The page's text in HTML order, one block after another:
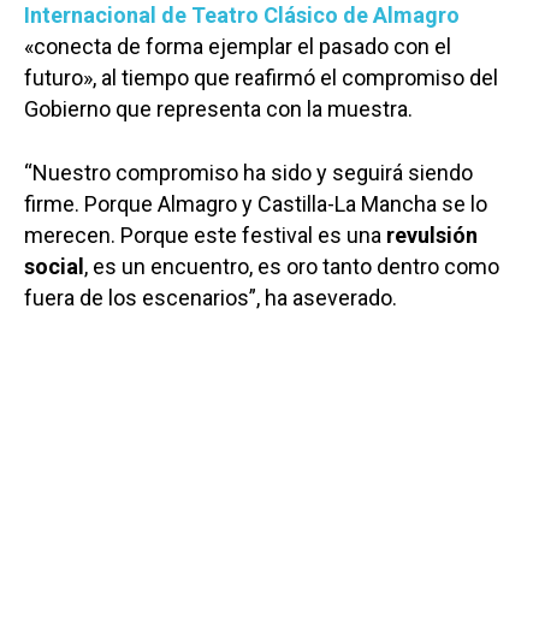
Internacional de Teatro Clásico de Almagro
«conecta de forma ejemplar el pasado con el
futuro», al tiempo que reafirmó el compromiso del
Gobierno que representa con la muestra.
“Nuestro compromiso ha sido y seguirá siendo
firme. Porque Almagro y Castilla-La Mancha se lo
merecen. Porque este festival es una revulsión
social, es un encuentro, es oro tanto dentro como
fuera de los escenarios”, ha aseverado.